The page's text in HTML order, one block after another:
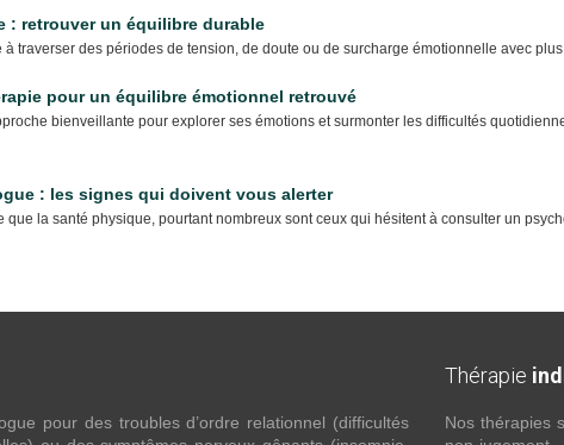
: retrouver un équilibre durable
traverser des périodes de tension, de doute ou de surcharge émotionnelle avec
pour un équilibre émotionnel retrouvé
bienveillante pour explorer ses émotions et surmonter les difficultés
: les signes qui doivent vous alerter
que la santé physique, pourtant nombreux sont ceux qui hésitent à consulter un
pour des troubles d’ordre relationnel (difficultés
Thérapie
Nos thérapies